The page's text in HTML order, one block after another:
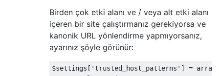
Birden çok etki alanı ve / veya alt etki alanı
içeren bir site çalıştırmanız gerekiyorsa ve
kanonik URL yönlendirme yapmıyorsanız,
ayarınız şöyle görünür:
$settings [ 'trusted_host_patterns' ] = array